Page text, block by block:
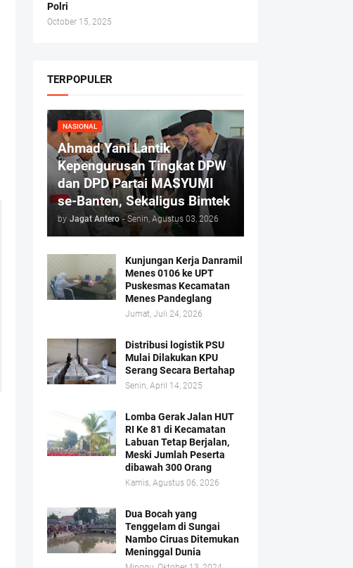
Polri
October 15, 2025
TERPOPULER
NASIONAL
Ahmad Yani Lantik
Kepengurusan Tingkat DPW
dan DPD Partai MASYUMI
se-Banten, Sekaligus Bimtek
by Jagat Antero - Senin, Agustus 03, 2026
Kunjungan Kerja Danramil
Menes 0106 ke UPT
Puskesmas Kecamatan
Menes Pandeglang
Jumat, Juli 24, 2026
Distribusi logistik PSU
Mulai Dilakukan KPU
Serang Secara Bertahap
Senin, April 14, 2025
Lomba Gerak Jalan HUT
RI Ke 81 di Kecamatan
Labuan Tetap Berjalan,
Meski Jumlah Peserta
dibawah 300 Orang
Kamis, Agustus 06, 2026
Dua Bocah yang
Tenggelam di Sungai
Nambo Ciruas Ditemukan
Meninggal Dunia